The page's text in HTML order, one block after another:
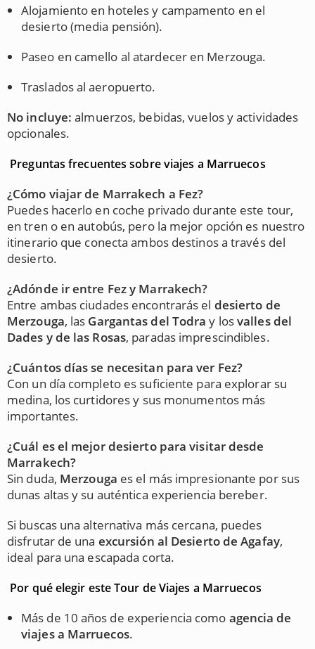
Alojamiento en hoteles y campamento en el
desierto (media pensión).
Paseo en camello al atardecer en Merzouga.
Traslados al aeropuerto.
No incluye: almuerzos, bebidas, vuelos y actividades
opcionales.
Preguntas frecuentes sobre viajes a Marruecos
¿Cómo viajar de Marrakech a Fez?
Puedes hacerlo en coche privado durante este tour,
en tren o en autobús, pero la mejor opción es nuestro
itinerario que conecta ambos destinos a través del
desierto.
¿Adónde ir entre Fez y Marrakech?
Entre ambas ciudades encontrarás el desierto de
Merzouga, las Gargantas del Todra y losvalles del
Dades y de las Rosas, paradas imprescindibles.
¿Cuántos días se necesitan para ver Fez?
Con un día completo es suficiente para explorar su
medina, los curtidores y sus monumentos más
importantes.
¿Cuál es el mejor desierto para visitar desde
Marrakech?
Sin duda, Merzouga es el más impresionante por sus
dunas altas y su auténtica experiencia bereber.
Si buscas una alternativa más cercana, puedes
disfrutar de una excursión al Desierto de Agafay,
ideal para una escapada corta.
Por qué elegir este Tour de Viajes a Marruecos
Más de 10 años de experiencia como agencia de
viajes a Marruecos.